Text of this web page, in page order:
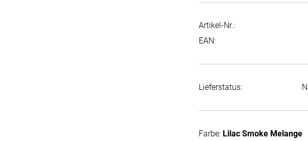
Artikel-Nr.:
EAN:
Lieferstatus:
Farbe: Lilac Smoke Melange